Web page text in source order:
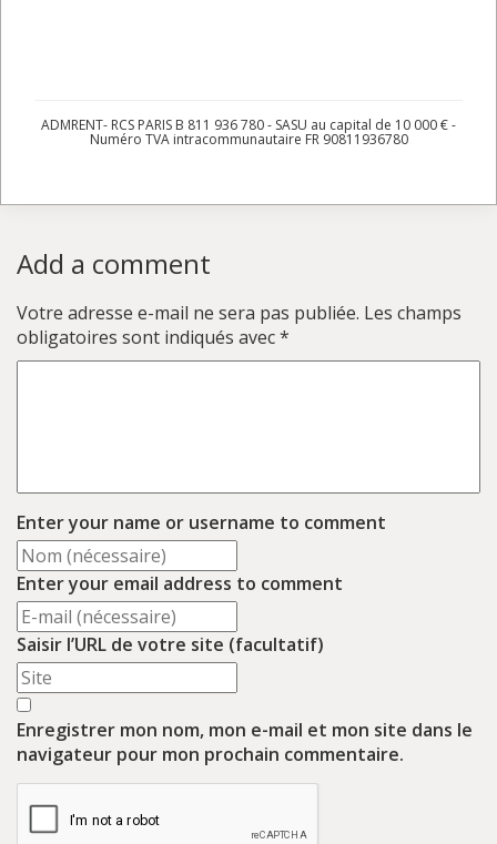
ADMRENT- RCS PARIS B 811 936 780 - SASU au capital de 10 000 € -
Numéro TVA intracommunautaire FR 90811936780
Add a comment
Votre adresse e-mail ne sera pas publiée. Les champs
obligatoires sont indiqués avec*
Enter your name or username to comment
Enter your email address to comment
Saisir l’URL de votre site (facultatif)
Enregistrer mon nom, mon e-mail et mon site dans le
navigateur pour mon prochain commentaire.